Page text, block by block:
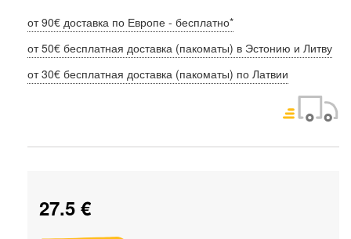
от 90€ доставка по Европе - бесплатно*
от 50€ бесплатная доставка (пакоматы) в Эстонию и Литву
от 30€ бесплатная доставка (пакоматы) по Латвии
27.5 €